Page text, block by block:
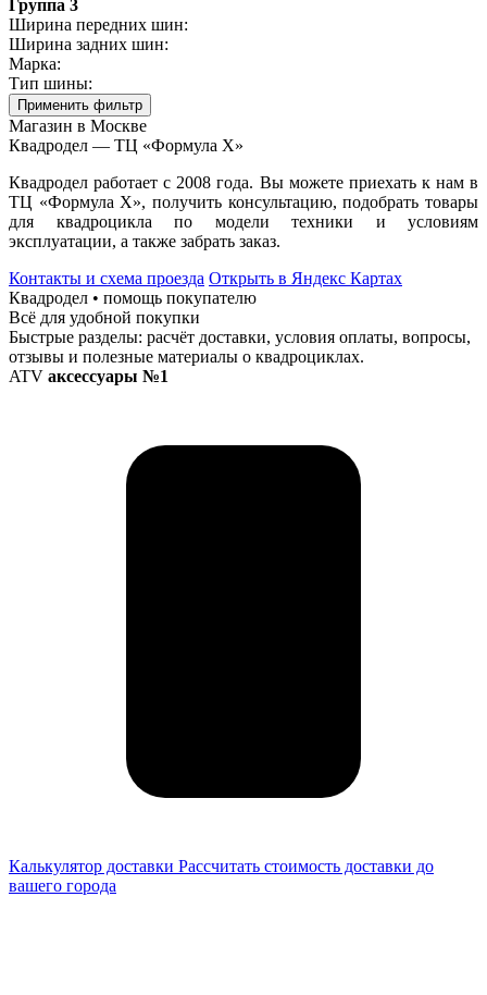
Группа 3
Ширина передних шин:
Ширина задних шин:
Марка:
Тип шины:
Применить фильтр
Магазин в Москве
Квадродел — ТЦ «Формула Х»
Квадродел работает с 2008 года. Вы можете приехать к нам в
ТЦ «Формула Х», получить консультацию, подобрать товары
для квадроцикла по модели техники и условиям
эксплуатации, а также забрать заказ.
Контакты и схема проезда Открыть в Яндекс Картах
Квадродел • помощь покупателю
Всё для удобной покупки
Быстрые разделы: расчёт доставки, условия оплаты, вопросы,
отзывы и полезные материалы о квадроциклах.
ATV аксессуары №1
Калькулятор доставки Рассчитать стоимость доставки до
вашего города